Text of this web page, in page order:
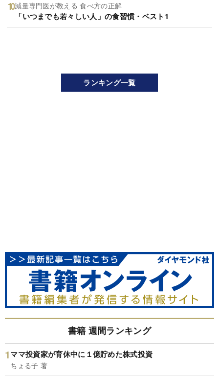
減量専門医が教える 食べ方の正解
「いつまでも若々しい人」の食習慣・ベスト1
ランキング一覧
書籍 週間ランキング
ママ投資家が育休中に１億貯めた株式投資
ちょる子 著